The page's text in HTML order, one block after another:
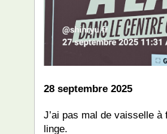
28 septembre 2025
J’ai pas mal de vaisselle
linge.